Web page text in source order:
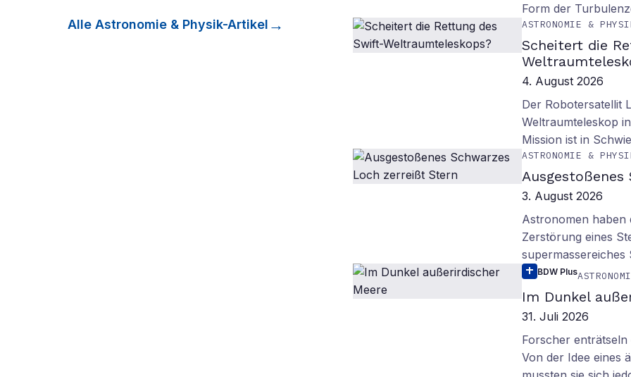
Alle Astronomie & Physik-Artikel
Form der
ASTRONOMIE &
Scheitert die
4. August 2026
Der Robotersatellit
Weltraumteleskop
Mission ist in
ASTRONOMIE &
3. August 2026
Astronomen haben
Zerstörung eines
supermassereiches
BDW Plus
Im Dunkel
31. Juli 2026
Forscher enträtseln
Von der Idee eines